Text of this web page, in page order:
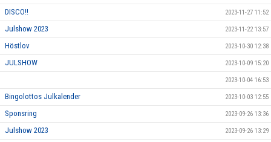
DISCO!! 2023-11-27 11:52
Julshow 2023 2023-11-22 13:57
Höstlov 2023-10-30 12:38
JULSHOW 2023-10-09 15:20
2023-10-04 16:53
Bingolottos Julkalender 2023-10-03 12:55
Sponsring 2023-09-26 13:36
Julshow 2023 2023-09-26 13:29